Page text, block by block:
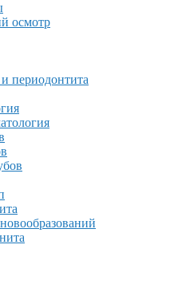
осмотр
периодонтита